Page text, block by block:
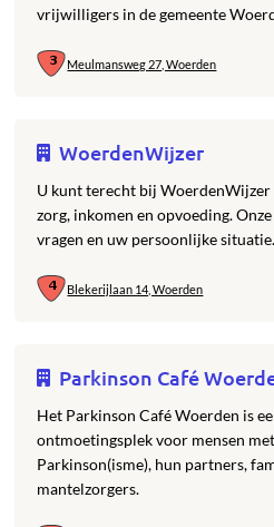
vrijwilligers in de gemeente
Meulmansweg 27, Woerden
WoerdenWijzer
U kunt terecht bij WoerdenWijzer
zorg, inkomen en opvoeding.
vragen en uw persoonlijke situatie.
Blekerijlaan 14, Woerden
Parkinson Café
Het Parkinson Café Woerden is
ontmoetingsplek voor mensen
Parkinson(isme), hun partners,
mantelzorgers.